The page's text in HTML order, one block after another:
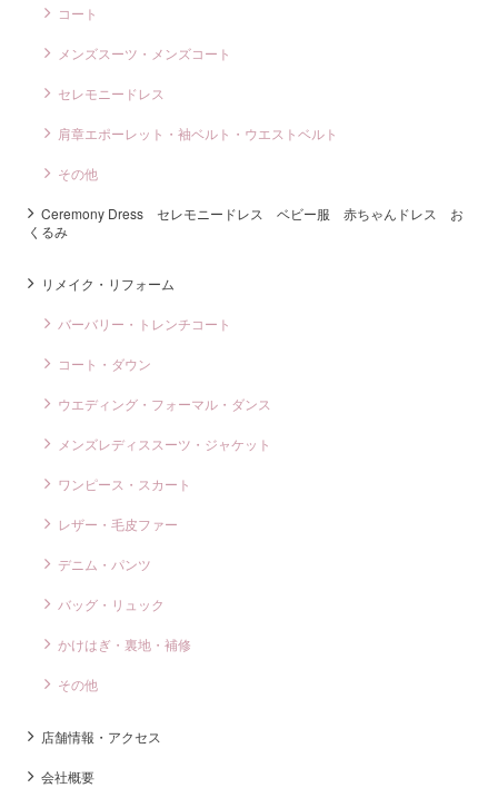
コート
メンズスーツ・メンズコート
セレモニードレス
肩章エポーレット・袖ベルト・ウエストベルト
その他
Ceremony Dress セレモニードレス ベビー服 赤ちゃんドレス お
くるみ
リメイク・リフォーム
バーバリー・トレンチコート
コート・ダウン
ウエディング・フォーマル・ダンス
メンズレディススーツ・ジャケット
ワンピース・スカート
レザー・毛皮ファー
デニム・パンツ
バッグ・リュック
かけはぎ・裏地・補修
その他
店舗情報・アクセス
会社概要